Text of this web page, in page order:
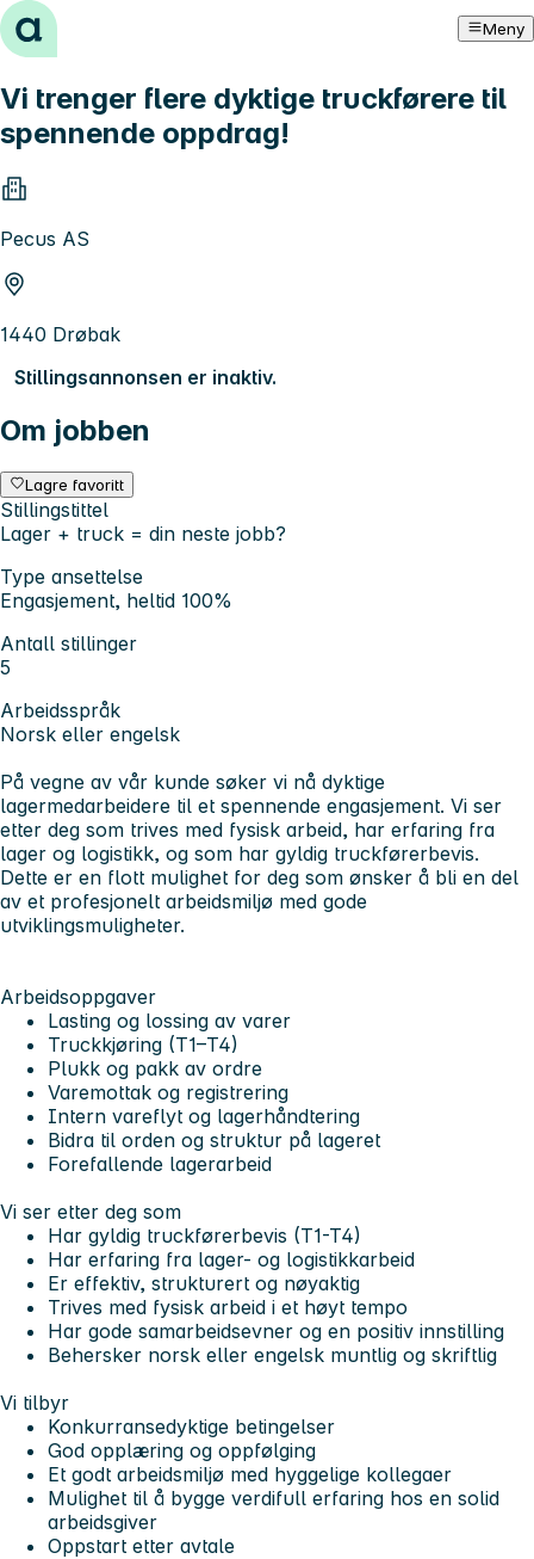
Hopp til innhold Meny
Vi trenger flere dyktige truckførere til
spennende oppdrag!
Pecus AS
1440 Drøbak
Stillingsannonsen er inaktiv.
Om jobben
Lagre favoritt
Stillingstittel
Lager + truck = din neste jobb?
Type ansettelse
Engasjement, heltid 100%
Antall stillinger
5
Arbeidsspråk
Norsk eller engelsk
På vegne av vår kunde søker vi nå dyktige
lagermedarbeidere til et spennende engasjement. Vi ser
etter deg som trives med fysisk arbeid, har erfaring fra
lager og logistikk, og som har gyldig truckførerbevis.
Dette er en flott mulighet for deg som ønsker å bli en del
av et profesjonelt arbeidsmiljø med gode
utviklingsmuligheter.
Arbeidsoppgaver
Lasting og lossing av varer
Truckkjøring (T1–T4)
Plukk og pakk av ordre
Varemottak og registrering
Intern vareflyt og lagerhåndtering
Bidra til orden og struktur på lageret
Forefallende lagerarbeid
Vi ser etter deg som
Har gyldig truckførerbevis (T1-T4)
Har erfaring fra lager- og logistikkarbeid
Er effektiv, strukturert og nøyaktig
Trives med fysisk arbeid i et høyt tempo
Har gode samarbeidsevner og en positiv innstilling
Behersker norsk eller engelsk muntlig og skriftlig
Vi tilbyr
Konkurransedyktige betingelser
God opplæring og oppfølging
Et godt arbeidsmiljø med hyggelige kollegaer
Mulighet til å bygge verdifull erfaring hos en solid
arbeidsgiver
Oppstart etter avtale